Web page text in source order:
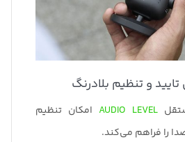
تایید و تنظیم بلادرنگ
AUDIO LEVEL امکان تنظیم
را فراهم می‌کند.